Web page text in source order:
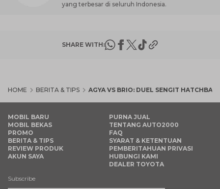
yang terbesar di seluruh Indonesia.
SHARE WITH:
HOME BERITA & TIPS AGYA VS BRIO: DUEL SENGIT
MOBIL BARU
MOBIL BEKAS
PROMO
BERITA & TIPS
REVIEW PRODUK
AKUN SAYA
PURNA JUAL
TENTANG AUTO2000
FAQ
SYARAT & KETENTUAN
PEMBERITAHUAN PRIVASI
HUBUNGI KAMI
DEALER TOYOTA
Subscribe